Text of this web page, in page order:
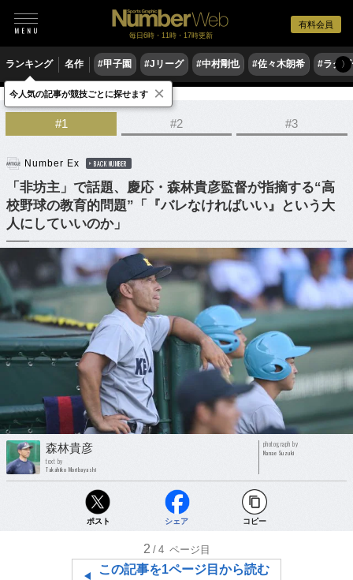
有料会員
毎日6時・11時・17時更新
ランキング 名作 #甲子園 #Jリーグ #中村剛也 #佐々木朗希 #ラグ〉
野球 高校野球
#1 #2 #3
Number Ex BACK NUMBER
「非坊主」で話題、慶応・森林貴彦監督が指摘する“高
校野球の教育的問題”「『バレなければいい』という大
人にしていいのか」
森林貴彦
text by
Takahiko Moribayashi
photograph by
Nanae Suzuki
ポスト シェア コピー
2 /4 ページ目
この記事を1ページ目から読む
今人気の記事が競技ごとに探せます ×